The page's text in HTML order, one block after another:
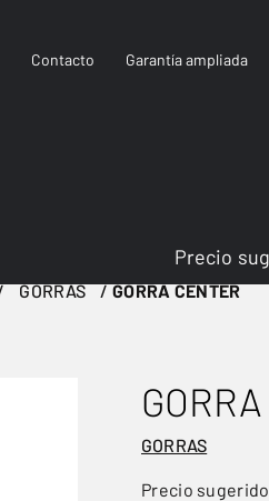
Contacto Garantía ampliada
GORRAS GORRA CENTER
GORRAS
Precio
Precio